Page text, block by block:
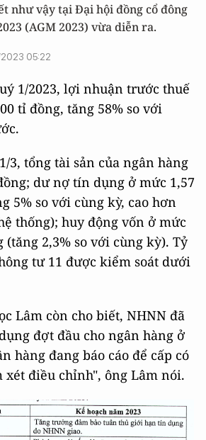
như vậy tại Đại hội đồng cổ đông
(AGM 2023) vừa diễn ra.
05:22
1/2023, lợi nhuận trước thuế
tỉ đồng, tăng 58% so với
3, tổng tài sản của ngân hàng
dư nợ tín dụng ở mức 1,57
5% so với cùng kỳ, cao hơn
thống); huy động vốn ở mức
(tăng 2,3% so với cùng kỳ). Tỷ
tư 11 được kiểm soát dưới
Lâm còn cho biết, NHNN đã
đợt đầu cho ngân hàng ở
hàng đang báo cáo để cấp có
xét điều chỉnh", ông Lâm nói.